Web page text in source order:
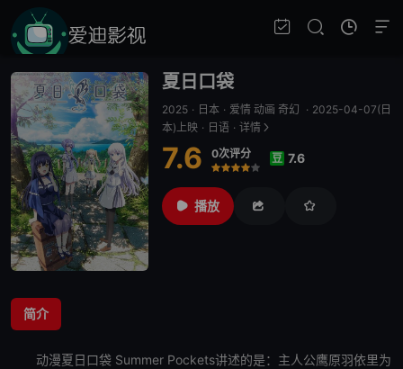
夏日口袋
2025 · 日本 · 爱情 动画 奇幻 · 2025-04-07(日
本)上映 · 日语 · 详情
7.6 0次评分
很差
较差
还行推荐力荐
豆 7.6
播放
简介
动漫夏日口袋 Summer Pockets讲述的是：主人公鹰原羽依里为